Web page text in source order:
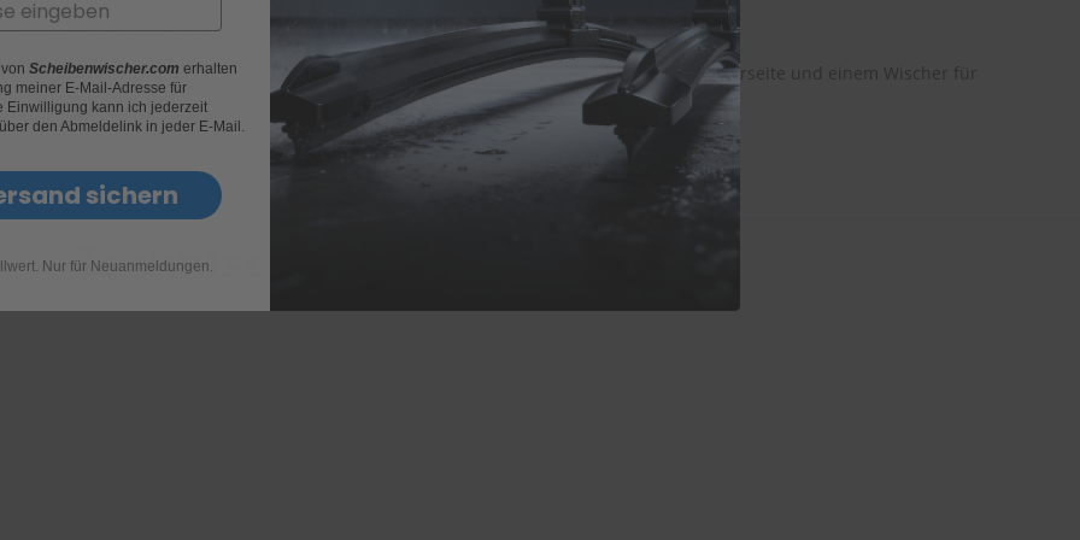
höchste Qualität zu fairen
klare Sicht und
bei dr.Enno für
ans Ziel bringt!
Set für Fahrer und Beifahrer:
Die Wischer bestehen aus einem Wischer für die Fahrerseite und einem Wischer für
die Beifahrerseite.
Technische Daten
Scheibenwischer.com erhalten
meiner E-Mail-Adresse für
Einwilligung kann ich jederzeit
den Abmeldelink in jeder E-Mail.
sichern
Nur für Neuanmeldungen.